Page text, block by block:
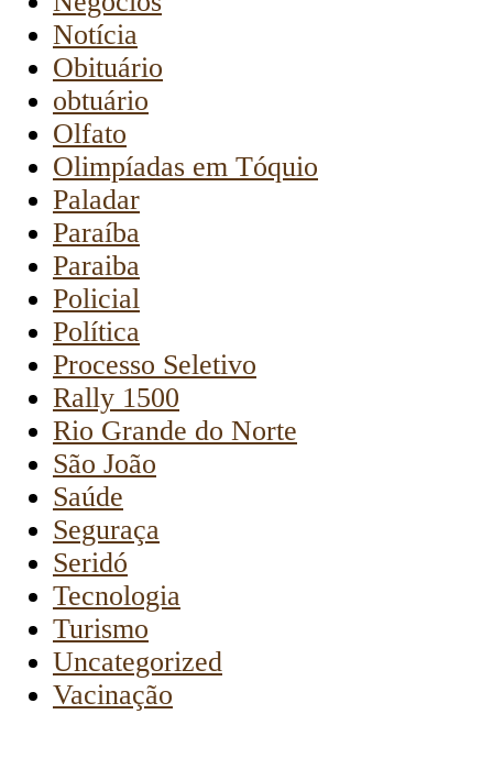
Notícia
Obituário
obtuário
Olfato
Olimpíadas em Tóquio
Paladar
Paraíba
Paraiba
Policial
Política
Processo Seletivo
Rally 1500
Rio Grande do Norte
São João
Saúde
Seguraça
Seridó
Tecnologia
Turismo
Uncategorized
Vacinação